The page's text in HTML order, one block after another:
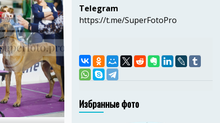
Telegram
https://t.me/SuperFotoPro
Избранные фото